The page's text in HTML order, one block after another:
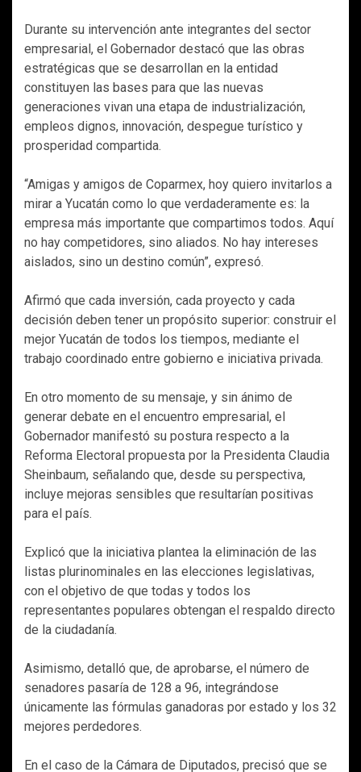
Durante su intervención ante integrantes del sector
empresarial, el Gobernador destacó que las obras
estratégicas que se desarrollan en la entidad
constituyen las bases para que las nuevas
generaciones vivan una etapa de industrialización,
empleos dignos, innovación, despegue turístico y
prosperidad compartida.
“Amigas y amigos de Coparmex, hoy quiero invitarlos a
mirar a Yucatán como lo que verdaderamente es: la
empresa más importante que compartimos todos. Aquí
no hay competidores, sino aliados. No hay intereses
aislados, sino un destino común”, expresó.
Afirmó que cada inversión, cada proyecto y cada
decisión deben tener un propósito superior: construir el
mejor Yucatán de todos los tiempos, mediante el
trabajo coordinado entre gobierno e iniciativa privada.
En otro momento de su mensaje, y sin ánimo de
generar debate en el encuentro empresarial, el
Gobernador manifestó su postura respecto a la
Reforma Electoral propuesta por la Presidenta Claudia
Sheinbaum, señalando que, desde su perspectiva,
incluye mejoras sensibles que resultarían positivas
para el país.
Explicó que la iniciativa plantea la eliminación de las
listas plurinominales en las elecciones legislativas,
con el objetivo de que todas y todos los
representantes populares obtengan el respaldo directo
de la ciudadanía.
Asimismo, detalló que, de aprobarse, el número de
senadores pasaría de 128 a 96, integrándose
únicamente las fórmulas ganadoras por estado y los 32
mejores perdedores.
En el caso de la Cámara de Diputados, precisó que se